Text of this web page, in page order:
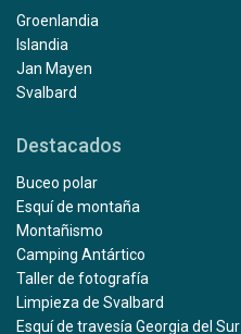
Groenlandia
Islandia
Jan Mayen
Svalbard
Destacados
Buceo polar
Esquí de montaña
Montañismo
Camping Antártico
Taller de fotografía
Limpieza de Svalbard
Esquí de travesía Georgia del Sur